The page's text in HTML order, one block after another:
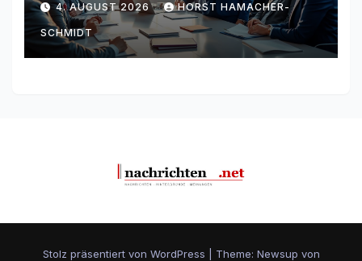
4. AUGUST 2026 HORST HAMACHER-
SCHMIDT
Stolz präsentiert von WordPress Theme: Newsup von